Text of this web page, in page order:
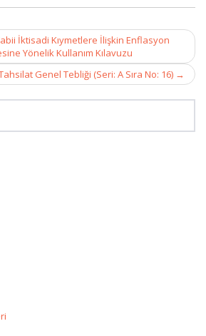
İktisadi Kıymetlere İlişkin Enflasyon
Yönelik Kullanım Kılavuzu
Genel Tebliği (Seri: A Sıra No: 16) →